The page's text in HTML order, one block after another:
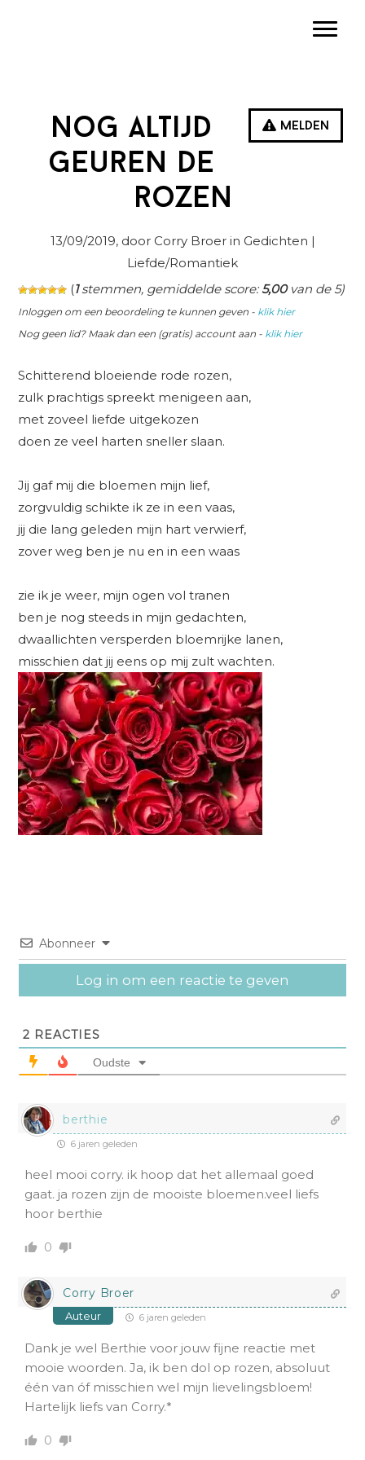
Melden
Nog altijd
geuren de
rozen
13/09/2019, door Corry Broer in Gedichten |
Liefde/Romantiek
(1stemmen, gemiddelde score:5,00van de 5)
Inloggen om een beoordeling te kunnen geven - klik hier
Nog geen lid? Maak dan een (gratis) account aan - klik hier
Schitterend bloeiende rode rozen,
zulk prachtigs spreekt menigeen aan,
met zoveel liefde uitgekozen
doen ze veel harten sneller slaan.
Jij gaf mij die bloemen mijn lief,
zorgvuldig schikte ik ze in een vaas,
jij die lang geleden mijn hart verwierf,
zover weg ben je nu en in een waas
zie ik je weer, mijn ogen vol tranen
ben je nog steeds in mijn gedachten,
dwaallichten versperden bloemrijke lanen,
misschien dat jij eens op mij zult wachten.
Abonneer
Log in om een reactie te geven
2 REACTIES
Oudste
berthie
6 jaren geleden
heel mooi corry. ik hoop dat het allemaal goed
gaat. ja rozen zijn de mooiste bloemen.veel liefs
hoor berthie
0
Corry Broer
Auteur 6 jaren geleden
Dank je wel Berthie voor jouw fijne reactie met
mooie woorden. Ja, ik ben dol op rozen, absoluut
één van óf misschien wel mijn lievelingsbloem!
Hartelijk liefs van Corry.*
0